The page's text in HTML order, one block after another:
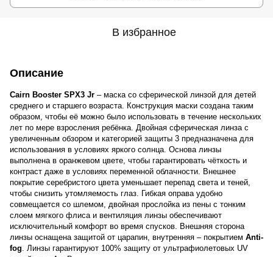
В избранное
Описание
Cairn Booster SPX3 Jr – маска со сферической линзой для детей
среднего и старшего возраста. Конструкция маски создана таким
образом, чтобы её можно было использовать в течение нескольких
лет по мере взросления ребёнка. Двойная сферическая линза с
увеличенным обзором и категорией защиты 3 предназначена для
использования в условиях яркого солнца. Основа линзы
выполнена в оранжевом цвете, чтобы гарантировать чёткость и
контраст даже в условиях переменной облачности. Внешнее
покрытие серебристого цвета уменьшает перепад света и теней,
чтобы снизить утомляемость глаз. Гибкая оправа удобно
совмещается со шлемом, двойная прослойка из пены с тонким
слоем мягкого флиса и вентиляция линзы обеспечивают
исключительный комфорт во время спусков. Внешняя сторона
линзы оснащена защитой от царапин, внутренняя – покрытием Anti-
fog . Линзы гарантируют 100% защиту от ультрафиолетовых UV